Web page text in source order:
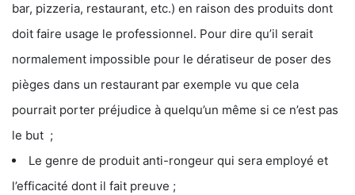
bar, pizzeria, restaurant, etc.) en raison des produits dont
doit faire usage le professionnel. Pour dire qu’il serait
normalement impossible pour le dératiseur de poser des
pièges dans un restaurant par exemple vu que cela
pourrait porter préjudice à quelqu’un même si ce n’est pas
le but ;
Le genre de produit anti-rongeur qui sera employé et
l’efficacité dont il fait preuve ;